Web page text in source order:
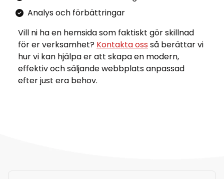
Analys och förbättringar
Vill ni ha en hemsida som faktiskt gör skillnad
för er verksamhet? Kontakta oss så berättar vi
hur vi kan hjälpa er att skapa en modern,
effektiv och säljande webbplats anpassad
efter just era behov.